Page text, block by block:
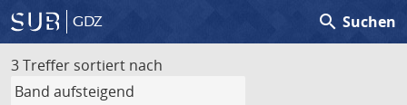
GDZ search Suchen
3 Treffer sortiert nach